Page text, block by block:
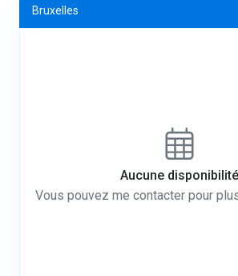
Bruxelles
Aucune disponibilité
Vous pouvez me contacter pour